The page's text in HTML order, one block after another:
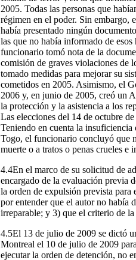
2005. Todas las personas que
régimen en el poder. Sin embargo,
había presentado ningún
las que no había informado de
funcionario tomó nota de la
comisión de graves violaciones de
tomado medidas para mejorar su
cometidos en 2005. Asimismo, el
2006 y, en junio de 2005, creó un
la protección y la asistencia a los
Las elecciones del 14 de octubre
Teniendo en cuenta la insuficiencia
Togo, el funcionario concluyó que
muerte o a tratos o penas crueles e
4.4En el marco de su solicitud de
encargado de la evaluación previa
la orden de expulsión prevista
por entender que el autor no había
irreparable; y 3) que el criterio de
4.5El 13 de julio de 2009 se dictó
Montreal el 10 de julio de 2009
ejecutar la orden de detención, no